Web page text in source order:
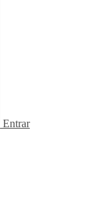
Entrar